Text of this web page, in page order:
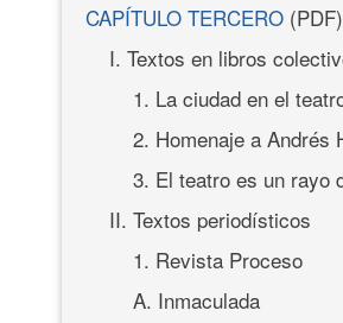
CAPÍTULO TERCERO (PDF)
I. Textos en libros
1. La ciudad en el
2. Homenaje a Andrés
3. El teatro es un rayo
II. Textos periodísticos
1. Revista Proceso
A. Inmaculada